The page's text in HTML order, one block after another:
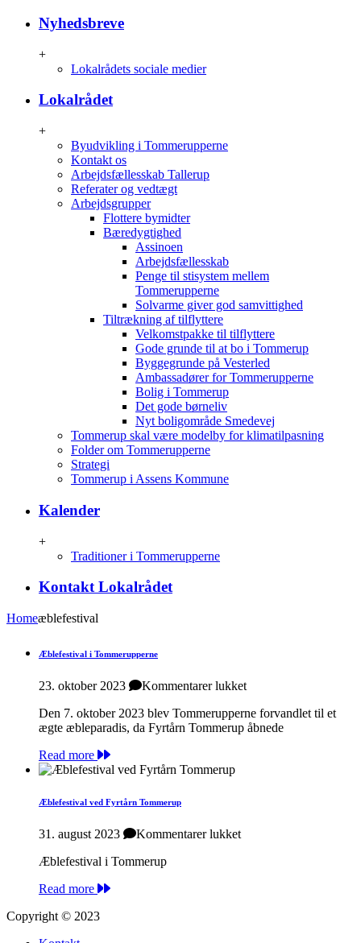
Nyhedsbreve
+
Lokalrådets sociale medier
Lokalrådet
+
Byudvikling i Tommerupperne
Kontakt os
Arbejdsfællesskab Tallerup
Referater og vedtægt
Arbejdsgrupper
Flottere bymidter
Bæredygtighed
Assinoen
Arbejdsfællesskab
Penge til stisystem mellem
Tommerupperne
Solvarme giver god samvittighed
Tiltrækning af tilflyttere
Velkomstpakke til tilflyttere
Gode grunde til at bo i Tommerup
Byggegrunde på Vesterled
Ambassadører for Tommerupperne
Bolig i Tommerup
Det gode børneliv
Nyt boligområde Smedevej
Tommerup skal være modelby for klimatilpasning
Folder om Tommerupperne
Strategi
Tommerup i Assens Kommune
Kalender
+
Traditioner i Tommerupperne
Kontakt Lokalrådet
Homeæblefestival
Æblefestival i Tommerupperne
23. oktober 2023 Kommentarer lukkettil
i
Tommerupperne
Den 7. oktober 2023 blev Tommerupperne forvandlet til et
ægte æbleparadis, da Fyrtårn Tommerup åbnede
Read more
Æblefestival ved Fyrtårn Tommerup
31. august 2023 Kommentarer lukkettil
Æblefestival i Tommerup
Read more
Copyright © 2023